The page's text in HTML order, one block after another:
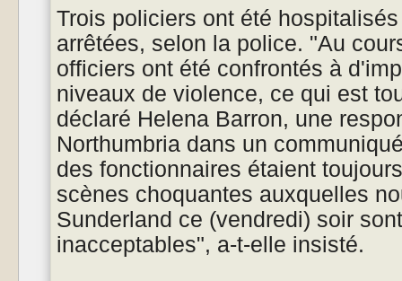
Trois policiers ont été
arrêtées, selon la police. "Au
officiers ont été confrontés à
niveaux de violence, ce qui est
déclaré Helena Barron, une
Northumbria dans un
des fonctionnaires étaient
scènes choquantes auxquelles
Sunderland ce (vendredi) soir
inacceptables", a-t-elle insisté.